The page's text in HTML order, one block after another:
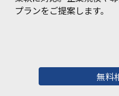
プランをご提案します。
無料